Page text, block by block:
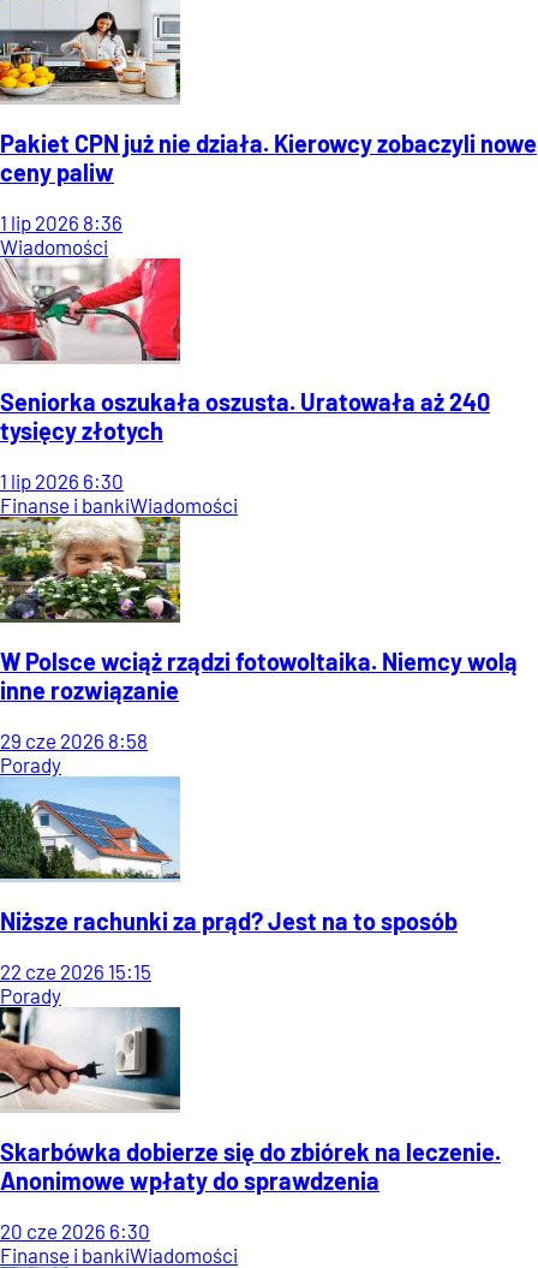
Pakiet CPN już nie działa. Kierowcy zobaczyli nowe
ceny paliw
1 lip 2026 8:36
Wiadomości
Seniorka oszukała oszusta. Uratowała aż 240
tysięcy złotych
1 lip 2026 6:30
Finanse i bankiWiadomości
W Polsce wciąż rządzi fotowoltaika. Niemcy wolą
inne rozwiązanie
29 cze 2026 8:58
Porady
Niższe rachunki za prąd? Jest na to sposób
22 cze 2026 15:15
Porady
Skarbówka dobierze się do zbiórek na leczenie.
Anonimowe wpłaty do sprawdzenia
20 cze 2026 6:30
Finanse i bankiWiadomości